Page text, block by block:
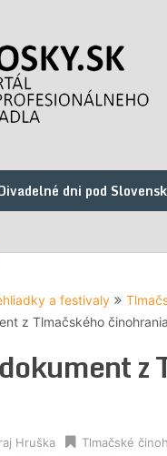
dni pod
a festivaly
z Tlmačského
z
Hruška Tlmačské